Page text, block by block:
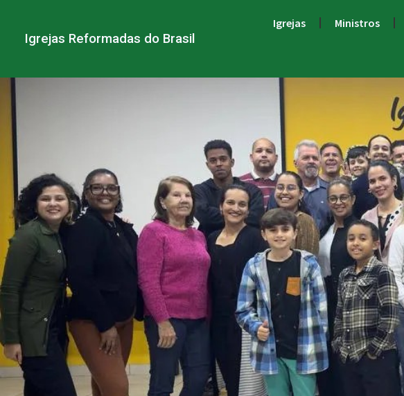
Igrejas Reformadas do Brasil
Igrejas Ministros